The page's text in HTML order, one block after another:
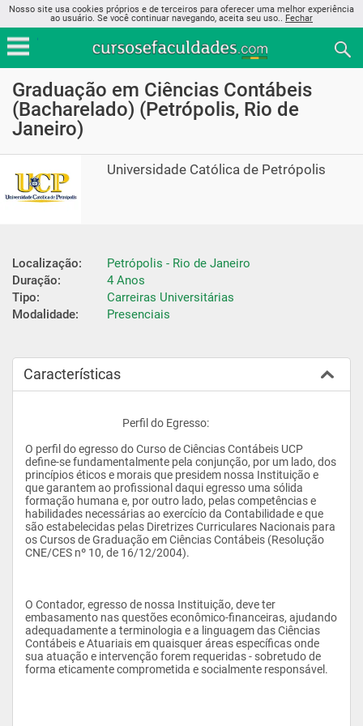
Nosso site usa cookies próprios e de terceiros para oferecer uma melhor experiência
ao usuário. Se você continuar navegando, aceita seu uso.. Fechar
Graduação em Ciências Contábeis
(Bacharelado) (Petrópolis, Rio de
Janeiro)
Universidade Católica de Petrópolis
Localização:
Petrópolis - Rio de Janeiro
Duração:
4 Anos
Tipo:
Carreiras Universitárias
Modalidade:
Presenciais
Características
					Perfil do Egresso:
O perfil do egresso do Curso de Ciências Contábeis UCP
define-se fundamentalmente pela conjunção, por um lado, dos
princípios éticos e morais que presidem nossa Instituição e
que garantem ao profissional daqui egresso uma sólida
formação humana e, por outro lado, pelas competências e
habilidades necessárias ao exercício da Contabilidade e que
são estabelecidas pelas Diretrizes Curriculares Nacionais para
os Cursos de Graduação em Ciências Contábeis (Resolução
CNE/CES nº 10, de 16/12/2004).
O Contador, egresso de nossa Instituição, deve ter
embasamento nas questões econômico-financeiras, ajudando
adequadamente a terminologia e a linguagem das Ciências
Contábeis e Atuariais em quaisquer áreas específicas onde
sua atuação e intervenção forem requeridas - sobretudo de
forma eticamente comprometida e socialmente responsável.